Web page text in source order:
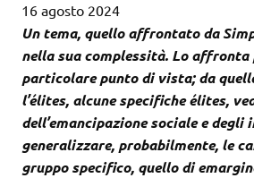
16 agosto 2024
Un tema, quello affrontato da
nella sua complessità. Lo affronta
particolare punto di vista; da
l’élites, alcune specifiche élites,
dell’emancipazione sociale e degli
generalizzare, probabilmente, le
gruppo specifico, quello di